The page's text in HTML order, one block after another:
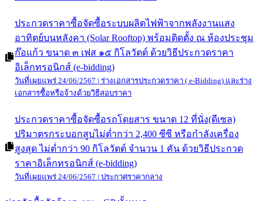
วันที่เผยแพร่ 24/06/2567 | ยกเลิกประกาศเชิญชวน
จ้างเช่าเครื่องเสียงสำหรับจัดงานโครงการสืบสานประเพณี
หล่อเทียนและแห่เทียนพรรษา โดยวิธีเฉพาะเจาะจง
วันที่เผยแพร่ 24/06/2567 | ประกาศรายชื่อผู้ชนะการเสนอราคา / ประกาศผู้
ได้รับการคัดเลือก
ประกวดราคาซื้อจัดซื้อรถโดยสาร ขนาด 12 ที่นั่ง(ดีเซล)
ปริมาตรกระบอกสูบไม่ต่ำกว่า 2,400 ซีซี หรือกำลังเครื่อง
สูงสุด ไม่ต่ำกว่า 90 กิโลวัตต์ จำนวน 1 คัน ด้วยวิธีประกวด
ราคาอิเล็กทรอนิกส์ (e-bidding)
วันที่เผยแพร่ 24/06/2567 | ประกาศเชิญชวน
ประกวดราคาซื้อจัดซื้อระบบผลิตไฟฟ้าจากพลังงานแสง